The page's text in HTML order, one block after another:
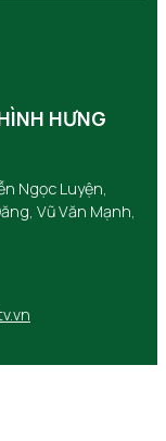
HƯNG
Ngọc Luyện,
Vũ Văn Mạnh,